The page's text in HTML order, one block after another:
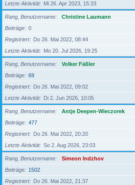
Letzte Aktivität
Mi 26. Apr 2023, 15:33
Rang, Benutzername
Christine Laumann
Beiträge
0
Registriert
Do 26. Mai 2022, 08:44
Letzte Aktivität
Mo 20. Jul 2026, 19:25
Rang, Benutzername
Volker Fäßler
Beiträge
69
Registriert
Do 26. Mai 2022, 09:02
Letzte Aktivität
Di 2. Jun 2026, 10:05
Rang, Benutzername
Antje Deepen-Wieczorek
Beiträge
477
Registriert
Do 26. Mai 2022, 20:20
Letzte Aktivität
So 2. Aug 2026, 23:03
Rang, Benutzername
Simeon Indzhov
Beiträge
1502
Registriert
Do 26. Mai 2022, 21:37